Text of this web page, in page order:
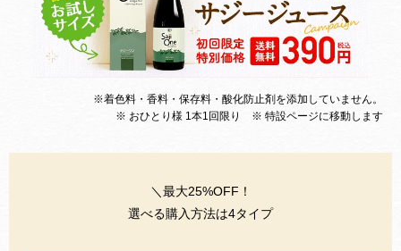
※着色料・香料・保存料・酸化防止剤を添加していません。
※ おひとり様 1本1回限り ※ 特設ページに移動します
＼最大25%OFF！
選べる購入方法は4タイプ